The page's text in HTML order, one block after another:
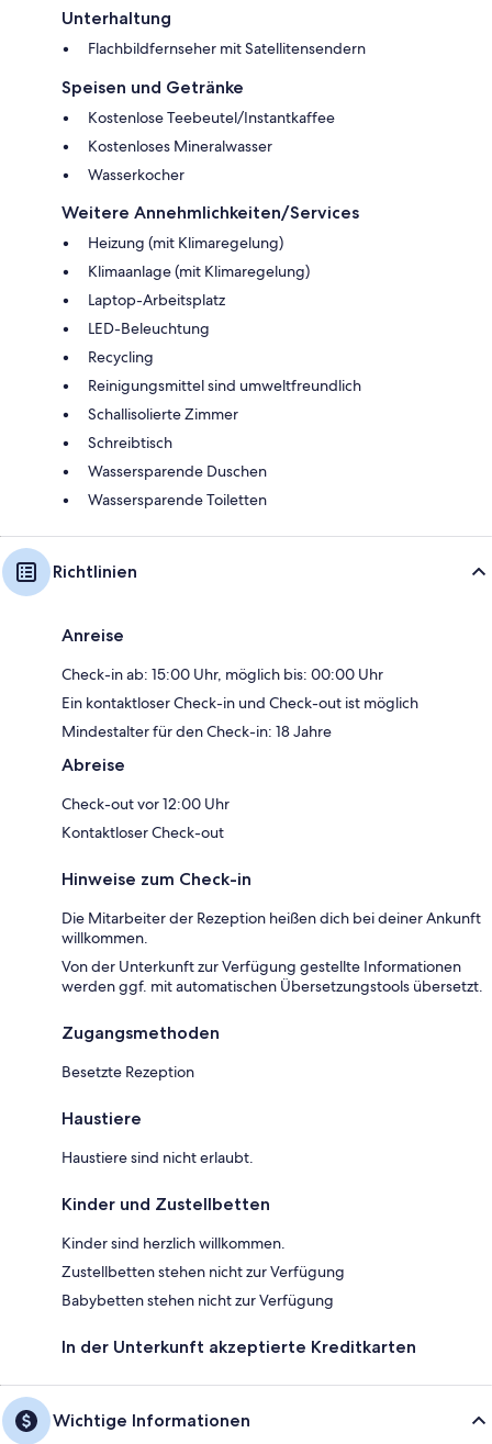
Unterhaltung
Flachbildfernseher mit Satellitensendern
Speisen und Getränke
Kostenlose Teebeutel/Instantkaffee
Kostenloses Mineralwasser
Wasserkocher
Weitere Annehmlichkeiten/Services
Heizung (mit Klimaregelung)
Klimaanlage (mit Klimaregelung)
Laptop-Arbeitsplatz
LED-Beleuchtung
Recycling
Reinigungsmittel sind umweltfreundlich
Schallisolierte Zimmer
Schreibtisch
Wassersparende Duschen
Wassersparende Toiletten
Richtlinien
Anreise
Check-in ab: 15:00 Uhr, möglich bis: 00:00 Uhr
Ein kontaktloser Check-in und Check-out ist möglich
Mindestalter für den Check-in: 18 Jahre
Abreise
Check-out vor 12:00 Uhr
Kontaktloser Check-out
Hinweise zum Check-in
Die Mitarbeiter der Rezeption heißen dich bei deiner Ankunft
willkommen.
Von der Unterkunft zur Verfügung gestellte Informationen
werden ggf. mit automatischen Übersetzungstools übersetzt.
Zugangsmethoden
Besetzte Rezeption
Haustiere
Haustiere sind nicht erlaubt.
Kinder und Zustellbetten
Kinder sind herzlich willkommen.
Zustellbetten stehen nicht zur Verfügung
Babybetten stehen nicht zur Verfügung
In der Unterkunft akzeptierte Kreditkarten
Wichtige Informationen